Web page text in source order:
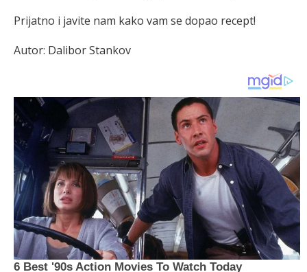
Prijatno i javite nam kako vam se dopao recept!
Autor: Dalibor Stankov